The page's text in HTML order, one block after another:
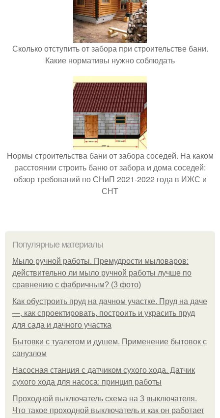
Сколько отступить от забора при строительстве бани.
Какие нормативы нужно соблюдать
Нормы строительства бани от забора соседей. На каком
расстоянии строить баню от забора и дома соседей:
обзор требований по СНиП 2021-2022 года в ИЖС и
СНТ
Популярные материалы
Мыло ручной работы. Премудрости мыловаров:
действительно ли мыло ручной работы лучше по
сравнению с фабричным? (3 фото)
Как обустроить пруд на дачном участке. Пруд на даче
—, как спроектировать, построить и украсить пруд
для сада и дачного участка
Бытовки с туалетом и душем. Применение бытовок с
санузлом
Насосная станция с датчиком сухого хода. Датчик
сухого хода для насоса: принцип работы
Проходной выключатель схема на 3 выключателя.
Что такое проходной выключатель и как он работает